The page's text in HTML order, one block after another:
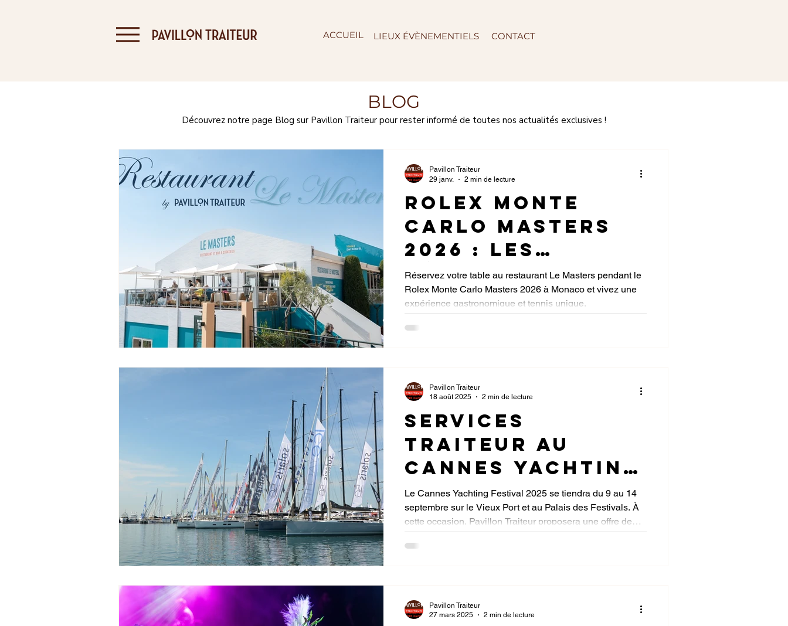
ACCUEIL LIEUX ÉVÈNEMENTIELS CONTACT
BLOG
Découvrez notre page Blog sur Pavillon Traiteur pour rester informé de toutes nos actualités exclusives !
Rolex Monte
Carlo Masters
2026 : les
réservations
sont ouvertes
pour le
Monaco
Réservez votre table au restaurant Le Masters pendant le
Rolex Monte Carlo Masters 2026 à Monaco et vivez une
expérience gastronomique et tennis unique.
Pavillon Traiteur
29 janv.
2 min de lecture
Services
traiteur au
Cannes Yachting
Festival 2025
Le Cannes Yachting Festival 2025 se tiendra du 9 au 14
septembre sur le Vieux Port et au Palais des Festivals. À
cette occasion, Pavillon Traiteur proposera une offre de
restauration haut de gamme, pensée pour les visiteurs,
exposants et professionnels du secteur nautique et du
Pavillon Traiteur
18 août 2025
2 min de lecture
Pavillon Traiteur
27 mars 2025
2 min de lecture